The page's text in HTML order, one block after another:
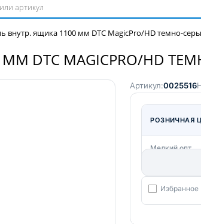
внутр. ящика 1100 мм DTC MagicPro/HD темно-
DTC MAGICPRO/HD
Артикул:0025516
РОЗНИЧНАЯ
Мелкий опт.
Избранное